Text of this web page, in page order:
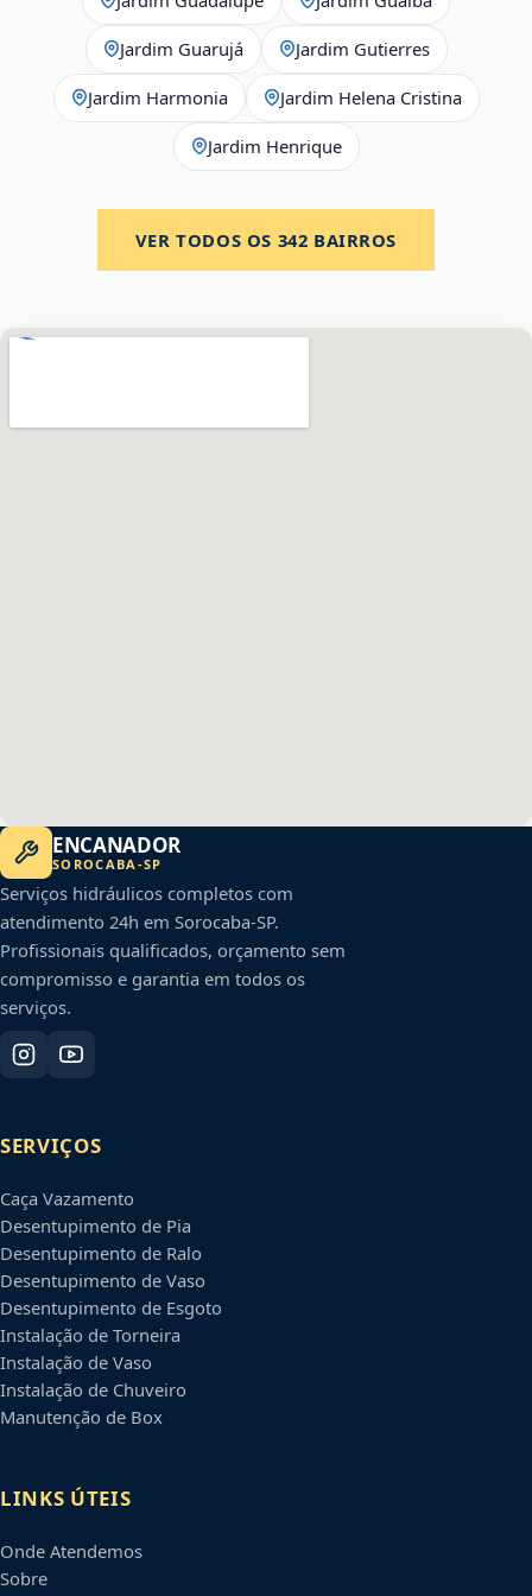
Jardim Guarujá Jardim Gutierres
Jardim Harmonia Jardim Helena Cristina
Jardim Henrique
VER TODOS OS 342 BAIRROS
ENCANADOR
SOROCABA -SP
Serviços hidráulicos completos com
atendimento 24h em Sorocaba-SP.
Profissionais qualificados, orçamento sem
compromisso e garantia em todos os
serviços.
SERVIÇOS
Caça Vazamento
Desentupimento de Pia
Desentupimento de Ralo
Desentupimento de Vaso
Desentupimento de Esgoto
Instalação de Torneira
Instalação de Vaso
Instalação de Chuveiro
Manutenção de Box
LINKS ÚTEIS
Onde Atendemos
Sobre